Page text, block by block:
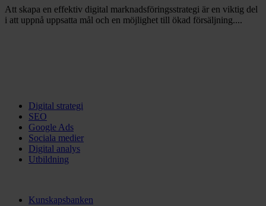
Att skapa en effektiv digital marknadsföringsstrategi är en viktig del
i att uppnå uppsatta mål och en möjlighet till ökad försäljning....
Digital strategi
SEO
Google Ads
Sociala medier
Digital analys
Utbildning
Kunskapsbanken